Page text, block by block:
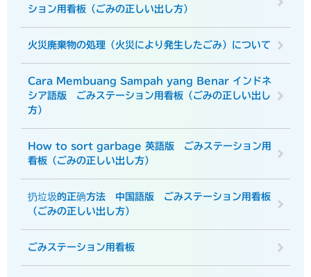
ション用看板（ごみの正しい出し方）
火災廃棄物の処理（火災により発生したごみ）について
Cara Membuang Sampah yang Benar インドネ
シア語版 ごみステーション用看板（ごみの正しい出し
方）
How to sort garbage 英語版 ごみステーション用
看板（ごみの正しい出し方）
扔垃圾的正确方法 中国語版 ごみステーション用看板
（ごみの正しい出し方）
ごみステーション用看板